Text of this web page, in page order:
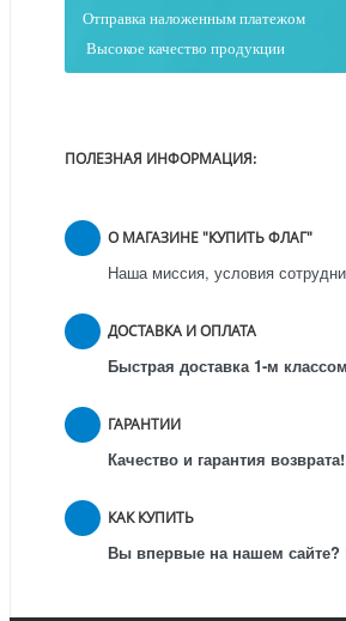
Отправка наложенным платежом
Высокое качество продукции
ПОЛЕЗНАЯ ИНФОРМАЦИЯ:
О МАГАЗИНЕ "КУПИТЬ ФЛАГ"
Наша миссия, условия
ДОСТАВКА И ОПЛАТА
Быстрая доставка 1-м классом
ГАРАНТИИ
Качество и гарантия возврата!
КАК КУПИТЬ
Вы впервые на нашем сайте?